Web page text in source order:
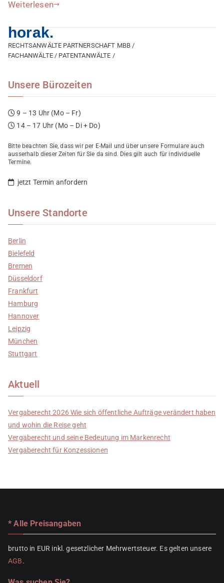
Weiterlesen
horak.
RECHTSANWÄLTE PARTNERSCHAFT MBB /
FACHANWÄLTE / PATENTANWÄLTE /
Unsere Bürozeiten
9 – 13 Uhr (Mo – Fr)
14 – 17 Uhr (Mo – Di + Do)
Bitte beachten Sie, dass wir per E-Mail und über unsere Formulare auch
ausserhalb dieser Zeiten für Sie da sind. Dies gilt auch für individuelle
Termine.
jetzt Termin anfordern
Unsere Standorte
Berlin
Bielefeld
Bremen
Düsseldorf
Frankfurt
Hamburg
Hannover
Leipzig
München
Stuttgart
Aktuell
Vergaberecht 2026 Wie sich öffentliche Aufträge verändert haben
und wohin die Reise geht
Vergaberecht und seine Bedeutung im Markenrecht
Vergaberecht für Konzessionen
* Alle Preisangaben
brutto in EUR inkl. gesetzlicher Mehrwertsteuer. Es gelten unsere
AGB.